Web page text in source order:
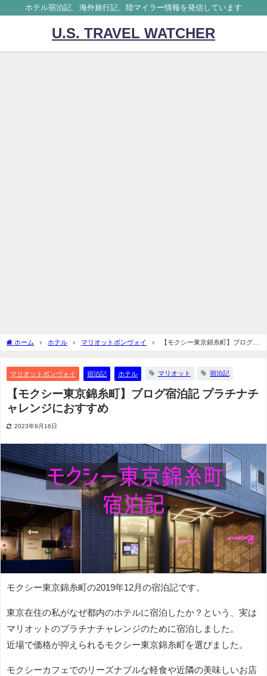
ホテル宿泊記、海外旅行記、陸マイラー情報を発信しています
U.S. TRAVEL WATCHER
ホーム ホテル マリオットボンヴォイ
【モクシー東京錦糸町】ブログ宿
マリオットボンヴォイ 宿泊記 ホテル マリオット 宿泊記
【モクシー東京錦糸町】ブログ宿泊記 プラチナチ
ャレンジにおすすめ
2023年9月16日
モクシー東京錦糸町の2019年12月の宿泊記です。
東京在住の私がなぜ都内のホテルに宿泊したか？という、実は
マリオットのプラチナチャレンジのために宿泊しました。
近場で価格が抑えられるモクシー東京錦糸町を選びました。
モクシーカフェでのリーズナブルな軽食や近隣の美味しいお店